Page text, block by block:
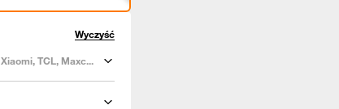
Wyczyść
Xiaomi, TCL, Maxc...